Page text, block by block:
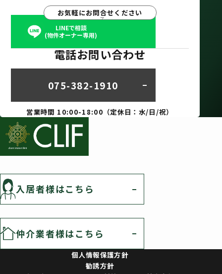
お気軽にお問合せください
LINEで相談
(物件オーナー専用)
電話お問い合わせ
075-382-1910
営業時間 10:00-18:00（定休日：水/日/祝）
入居者様はこちら
仲介業者様はこちら
個人情報保護方針
勧誘方針